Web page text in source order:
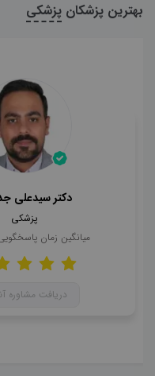
بهترین پزشکان پزشکی
دکتر سیدعلی
پزشکی
میانگین زمان
دریافت مشاوره